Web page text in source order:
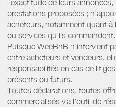
l’exactitude de leurs
prestations proposées ;
acheteurs, notamment quant à
ou services qu’ils commandent.
Puisque WeeBnB n’intervient
entre acheteurs et vendeurs,
responsabilités en cas de
présents ou futurs.
Toutes déclarations, toutes
commercialisés via l’outil de